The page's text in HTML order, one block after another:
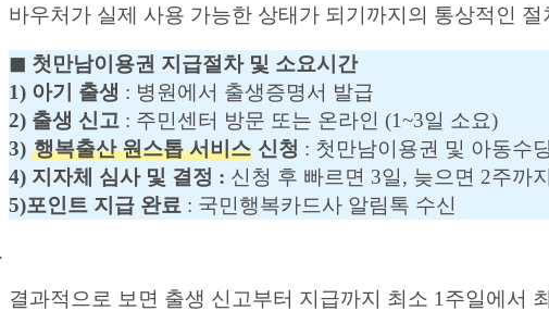
바우처가 실제 사용 가능한 상태가 되기까지의 통상적인
◼︎ 첫만남이용권 지급절차 및 소요시간
1) 아기 출생 : 병원에서 출생증명서 발급
2) 출생 신고 : 주민센터 방문 또는 온라인 (1~3일 소요)
3) 행복출산 원스톱 서비스 신청 : 첫만남이용권 및 아동수
4) 지자체 심사 및 결정 : 신청 후 빠르면 3일, 늦으면 2주까
5)포인트 지급 완료 : 국민행복카드사 알림톡 수신
결과적으로 보면 출생 신고부터 지급까지 최소 1주일에서